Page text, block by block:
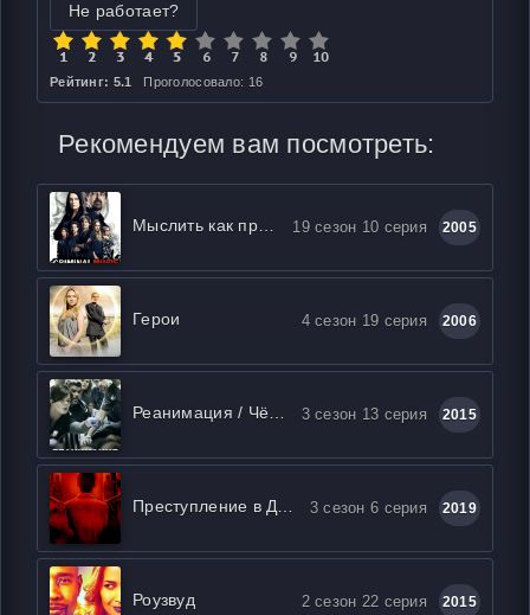
Не работает?
Рейтинг: 5.1 Проголосовало: 16
Рекомендуем вам посмотреть:
Мыслить как преступник 19 сезон 10 серия 2005
Герои 4 сезон 19 серия 2006
3 сезон 13 серия 2015
3 сезон 6 серия 2019
Роузвуд 2 сезон 22 серия 2015